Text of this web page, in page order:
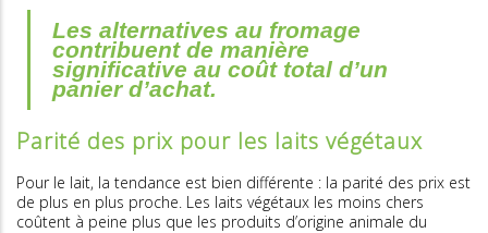
Les alternatives au fromage
contribuent de manière
significative au coût total d’un
panier d’achat.
Parité des prix pour les laits végétaux
Pour le lait, la tendance est bien différente : la parité des prix est
de plus en plus proche. Les laits végétaux les moins chers
coûtent à peine plus que les produits d’origine animale du